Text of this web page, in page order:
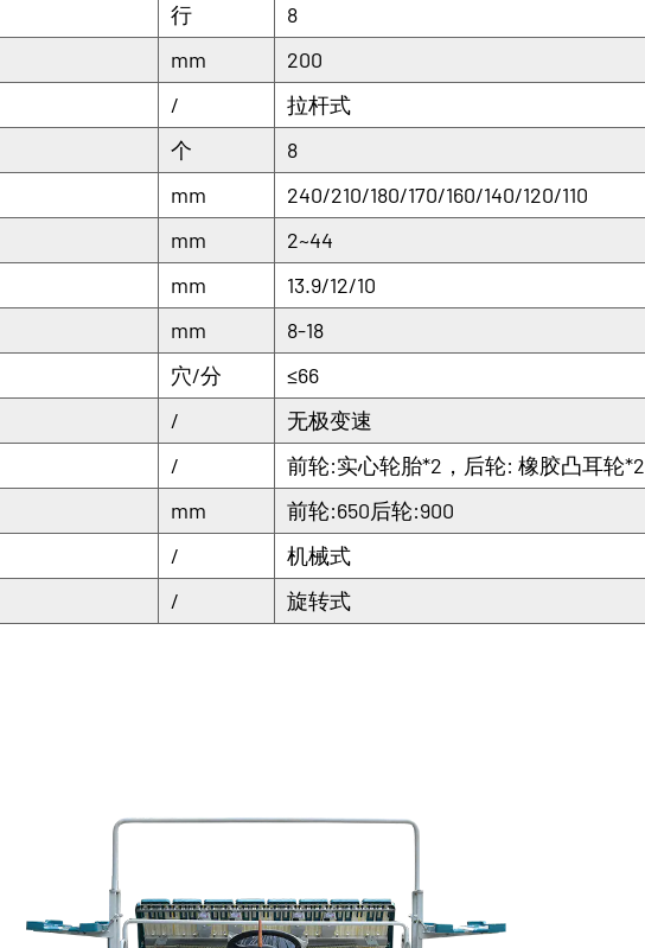
行
8
mm
200
/
拉杆式
个
8
mm
240/210/180/170/160/140/120/110
mm
2~44
mm
13.9/12/10
mm
8-18
穴/分
≤66
/
无极变速
/
前轮:实心轮胎*2，后轮: 橡胶凸耳轮*2
mm
前轮:650后轮:900
/
机械式
/
旋转式